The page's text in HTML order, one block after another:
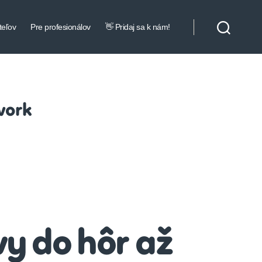
Pre profesionálov 👋 Pridaj sa k nám!
do hôr až